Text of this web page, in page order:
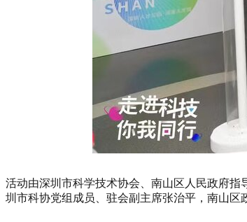
活动由深圳市科学技术协会、南山区人民政府
圳市科协党组成员、驻会副主席张治平，南山区